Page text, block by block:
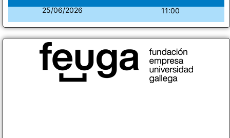
25/06/2026
11:00